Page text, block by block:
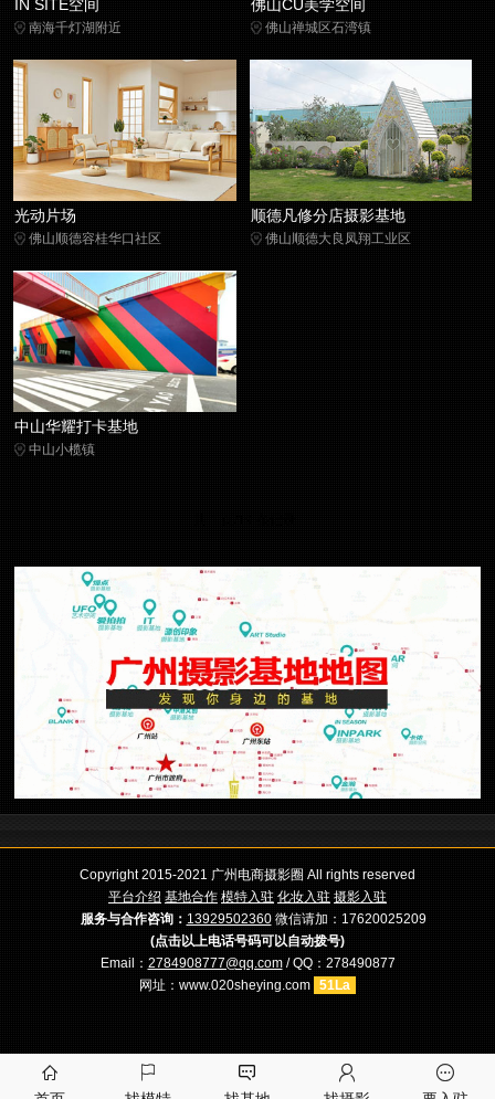
IN SITE空间
南海千灯湖附近
佛山CU美学空间
佛山禅城区石湾镇
光动片场
佛山顺德容桂华口社区
顺德凡修分店摄影基地
佛山顺德大良凤翔工业区
中山华耀打卡基地
中山小榄镇
Copyright 2015-2021 广州电商摄影圈 All rights reserved
平台介绍 基地合作 模特入驻 化妆入驻 摄影入驻
服务与合作咨询： 13929502360微信请加：17620025209
(点击以上电话号码可以自动拨号)
Email： 2784908777@qq.com/ QQ：278490877
网址：www.020sheying.com 51La




